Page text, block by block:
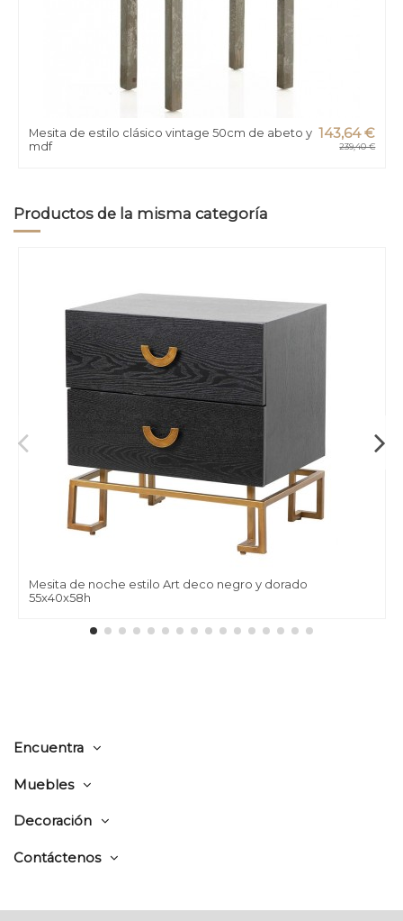
Mesita de estilo clásico vintage 50cm de abeto y
mdf
143,64 €
239,40 €
Productos de la misma categoría
Mesita de noche estilo Art deco negro y dorado
55x40x58h
Encuentra
Muebles
Decoración
Contáctenos